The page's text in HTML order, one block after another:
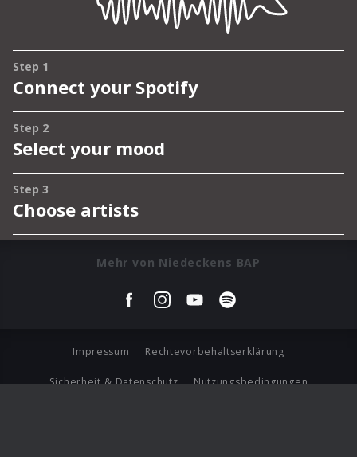
Mehr von Niedeckens BAP
Impressum Rechtevorbehaltserklärung
Sicherheit & Datenschutz Nutzungsbedingungen